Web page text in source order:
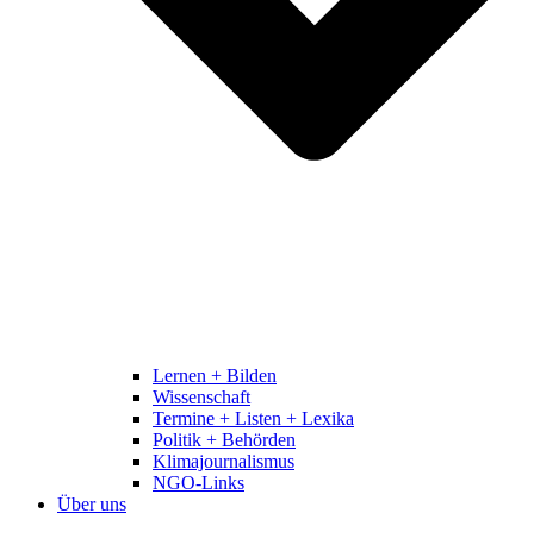
Lernen + Bilden
Wissenschaft
Termine + Listen + Lexika
Politik + Behörden
Klimajournalismus
NGO-Links
Über uns